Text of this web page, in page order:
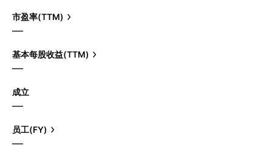
市盈率(TTM)
—
基本每股收益(TTM)
—
成立
—
员工(FY)
—